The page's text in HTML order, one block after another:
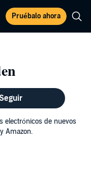
Pruébalo ahora
electrónicos de nuevos
Amazon.